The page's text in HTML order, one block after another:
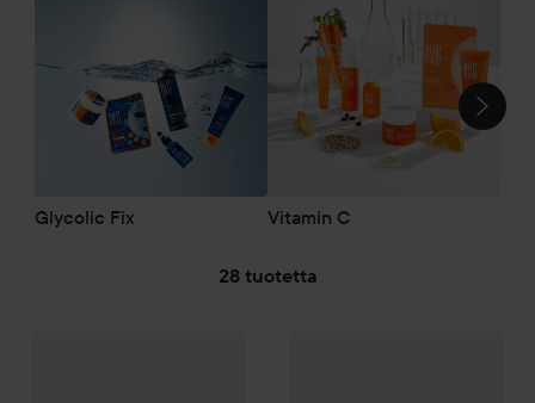
Glycolic Fix Vitamin C
28 tuotetta